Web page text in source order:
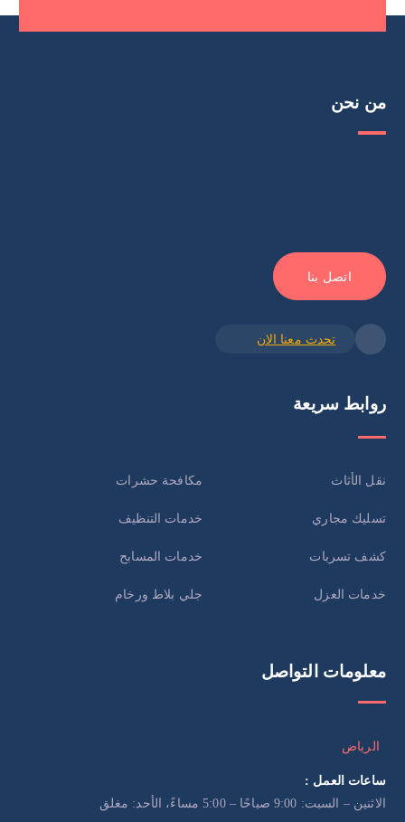
من نحن
اتصل بنا
تحدث معنا الان
روابط سريعة
نقل الأثاث مكافحة حشرات
تسليك مجاري خدمات التنظيف
كشف تسربات خدمات المسابح
خدمات العزل جلي بلاط ورخام
معلومات التواصل
الرياض
ساعات العمل :
الاثنين – السبت: 9:00 صباحًا – 5:00 مساءً، الأحد: مغلق